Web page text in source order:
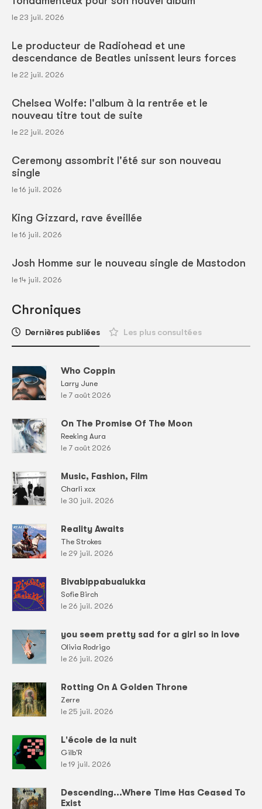
le 23 juil. 2026
Le producteur de Radiohead et une
descendance de Beatles unissent leurs forces
le 22 juil. 2026
Chelsea Wolfe: l'album à la rentrée et le
nouveau titre tout de suite
le 22 juil. 2026
Ceremony assombrit l'été sur son nouveau
single
le 16 juil. 2026
King Gizzard, rave éveillée
le 16 juil. 2026
Josh Homme sur le nouveau single de Mastodon
le 14 juil. 2026
Chroniques
Dernières publiées Les plus consultées
Who Coppin
Larry June
le 7 août 2026
On The Promise Of The Moon
Reeking Aura
le 7 août 2026
Music, Fashion, Film
Charli xcx
le 30 juil. 2026
Reality Awaits
The Strokes
le 29 juil. 2026
Bivabippabualukka
Sofie Birch
le 26 juil. 2026
you seem pretty sad for a girl so in love
Olivia Rodrigo
le 26 juil. 2026
Rotting On A Golden Throne
Zerre
le 25 juil. 2026
L'école de la nuit
Gilb'R
le 19 juil. 2026
Descending...Where Time Has Ceased To
Exist